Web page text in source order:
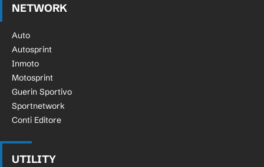
NETWORK
Auto
Autosprint
Inmoto
Motosprint
Guerin Sportivo
Sportnetwork
Conti Editore
UTILITY